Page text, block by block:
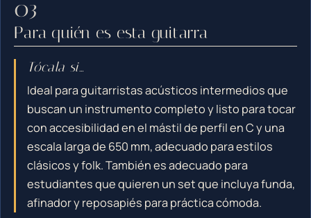
Para quién es esta guitarra
Tócala si…
Ideal para guitarristas acústicos intermedios que
buscan un instrumento completo y listo para tocar
con accesibilidad en el mástil de perfil en C y una
escala larga de 650 mm, adecuado para estilos
clásicos y folk. También es adecuado para
estudiantes que quieren un set que incluya funda,
afinador y reposapiés para práctica cómoda.